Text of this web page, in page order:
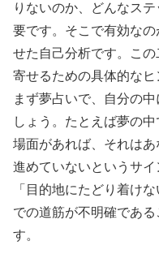
りないのか、どんなス
要です。そこで有効な
せた自己分析です。こ
寄せるための具体的なヒ
まず夢占いで、自分の
しょう。たとえば夢の
場面があれば、それは
進めていないというサイ
「目的地にたどり着け
での道筋が不明確であ
す。